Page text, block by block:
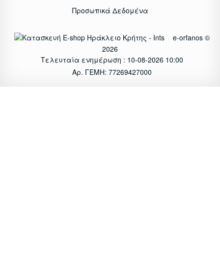
Προσωπικά Δεδομένα
e-orfanos ©
2026
Τελευταία ενημέρωση : 10-08-2026 10:00
Αρ. ΓΕΜΗ: 77269427000